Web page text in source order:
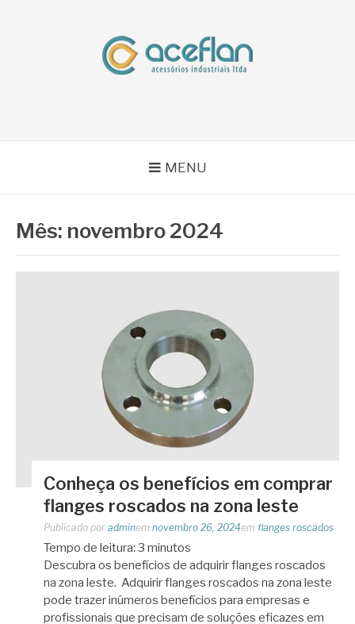
MENU
Mês: novembro 2024
Conheça os benefícios em comprar
flanges roscados na zona leste
Publicado por adminem novembro 26, 2024em flanges roscados
Tempo de leitura: 3 minutos
Descubra os benefícios de adquirir flanges roscados
na zona leste. Adquirir flanges roscados na zona leste
pode trazer inúmeros benefícios para empresas e
profissionais que precisam de soluções eficazes em